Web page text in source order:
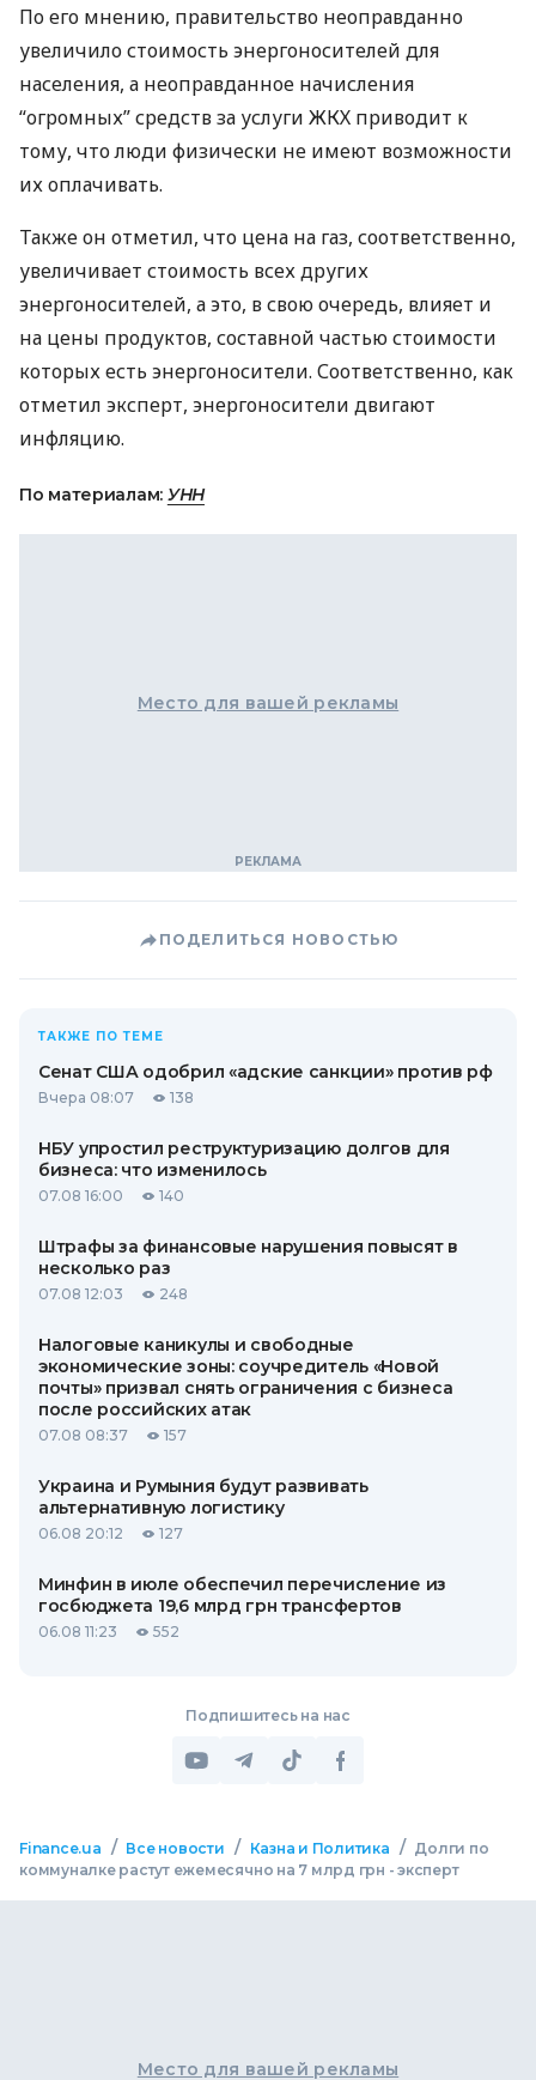
По его мнению, правительство неоправданно
увеличило стоимость энергоносителей для
населения, а неоправданное начисления
“огромных” средств за услуги ЖКХ приводит к
тому, что люди физически не имеют возможности
их оплачивать.
Также он отметил, что цена на газ, соответственно,
увеличивает стоимость всех других
энергоносителей, а это, в свою очередь, влияет и
на цены продуктов, составной частью стоимости
которых есть энергоносители. Соответственно, как
отметил эксперт, энергоносители двигают
инфляцию.
По материалам: УНН
Место для вашей рекламы
ПОДЕЛИТЬСЯ НОВОСТЬЮ
ТАКЖЕ ПО ТЕМЕ
Сенат США одобрил «адские санкции» против рф
Вчера 08:07 138
НБУ упростил реструктуризацию долгов для
бизнеса: что изменилось
07.08 16:00 140
Штрафы за финансовые нарушения повысят в
несколько раз
07.08 12:03 248
Налоговые каникулы и свободные
экономические зоны: соучредитель «Новой
почты» призвал снять ограничения с бизнеса
после российских атак
07.08 08:37 157
Украина и Румыния будут развивать
альтернативную логистику
06.08 20:12 127
Минфин в июле обеспечил перечисление из
госбюджета 19,6 млрд грн трансфертов
06.08 11:23 552
Подпишитесь на нас
Finance.ua / Все новости / Казна и Политика / Долги по
коммуналке растут ежемесячно на 7 млрд грн - эксперт
Место для вашей рекламы